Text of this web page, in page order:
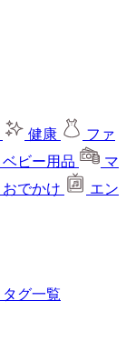
健康
ファ
ベビー用品
マ
おでかけ
エン
タグ一覧